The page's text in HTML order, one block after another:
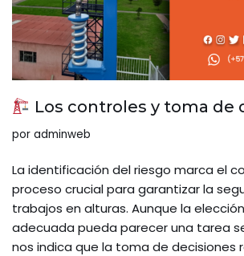
Los controles y toma de
por adminweb
La identificación del riesgo marca el
proceso crucial para garantizar la
trabajos en alturas. Aunque la
adecuada pueda parecer una tarea
nos indica que la toma de decisiones